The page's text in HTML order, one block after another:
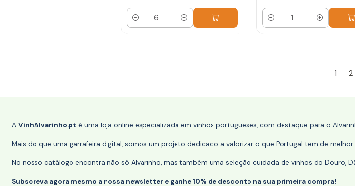
Quantidade Quantidade
1 2
A VinhAlvarinho.pt é uma loja online especializada em vinhos portugueses, com destaque para o
Mais do que uma garrafeira digital, somos um projeto dedicado a valorizar o que Portugal tem de
No nosso catálogo encontra não só Alvarinho, mas também uma seleção cuidada de vinhos do Douro,
Subscreva agora mesmo a nossa newsletter e ganhe 10% de desconto na sua primeira compra!